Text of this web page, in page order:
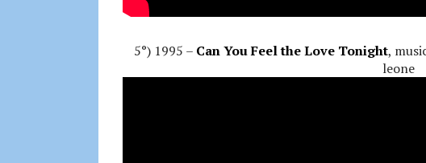
5°) 1995 – Can You Feel the Love Tonight,
leone